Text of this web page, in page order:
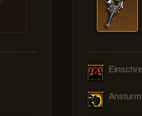
Ansturm